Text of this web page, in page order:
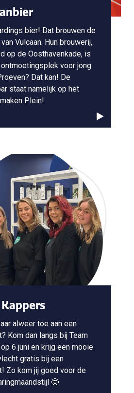
bier! Dat brouwen de
Vulcaan. Hun brouwerij,
op de Oosthavenkade, is
voor jong
Dat kan! De
staat namelijk op het
Plein!
alweer toe aan een
Kom dan langs bij Team
6 juni en krijg een mooie
gratis bij een
Zo kom jij goed voor de
🤩